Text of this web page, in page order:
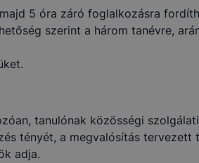
5 óra záró foglalkozásra
szerint a három tanévre,
tanulónak közösségi szolgálati
tényét, a megvalósítás
adja.
egyéni beállításait és
használatát.
tárol személyes azonosításra
tudják Önt személy szerint
kat a következő célokból